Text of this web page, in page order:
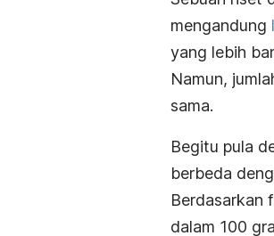
mengandung
yang lebih
Namun,
sama.
Begitu pula
berbeda
Berdasarkan
dalam 100